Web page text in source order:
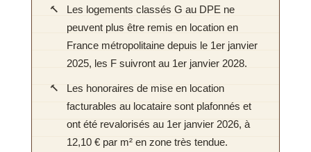
Les logements classés G au DPE ne
peuvent plus être remis en location en
France métropolitaine depuis le 1er janvier
2025, les F suivront au 1er janvier 2028.
Les honoraires de mise en location
facturables au locataire sont plafonnés et
ont été revalorisés au 1er janvier 2026, à
12,10 € par m² en zone très tendue.